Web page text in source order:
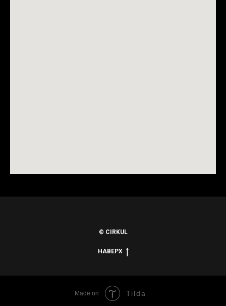
© CIRKUL
НАВЕРХ
Made on Tilda